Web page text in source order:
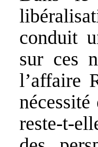
conduit
sur ces
l’affaire
reste-t-